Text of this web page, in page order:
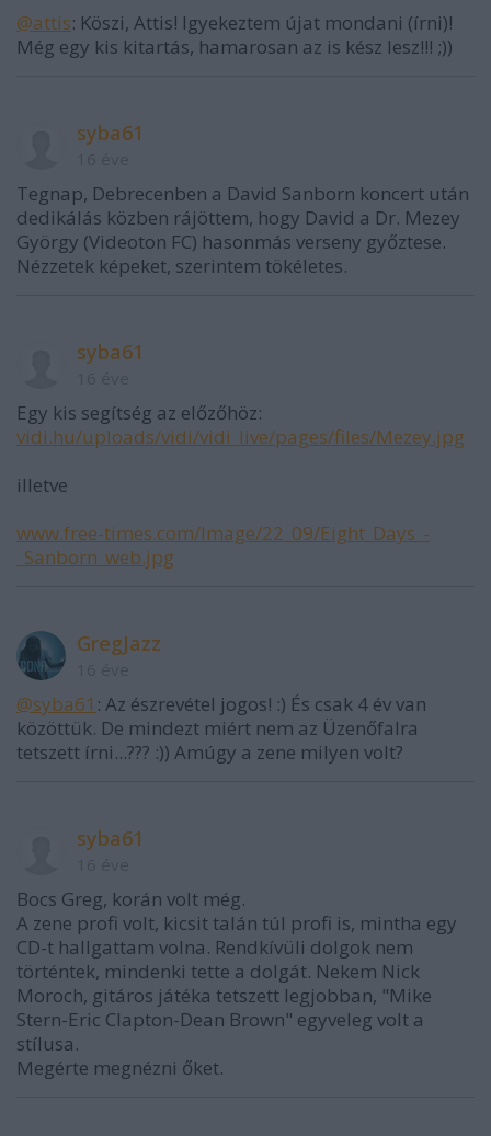
@attis: Köszi, Attis! Igyekeztem újat mondani (írni)!
Még egy kis kitartás, hamarosan az is kész lesz!!! ;))
syba61
Tegnap, Debrecenben a David Sanborn koncert után
dedikálás közben rájöttem, hogy David a Dr. Mezey
György (Videoton FC) hasonmás verseny győztese.
Nézzetek képeket, szerintem tökéletes.
syba61
Egy kis segítség az előzőhöz:
vidi.hu/uploads/vidi/vidi_live/pages/files/Mezey.jpg
illetve
www.free-times.com/Image/22_09/Eight_Days_-
_Sanborn_web.jpg
GregJazz
@syba61 : Az észrevétel jogos! :) És csak 4 év van
közöttük. De mindezt miért nem az Üzenőfalra
tetszett írni...??? :)) Amúgy a zene milyen volt?
syba61
Bocs Greg, korán volt még.
A zene profi volt, kicsit talán túl profi is, mintha egy
CD-t hallgattam volna. Rendkívüli dolgok nem
történtek, mindenki tette a dolgát. Nekem Nick
Moroch, gitáros játéka tetszett legjobban, "Mike
Stern-Eric Clapton-Dean Brown" egyveleg volt a
stílusa.
Megérte megnézni őket.